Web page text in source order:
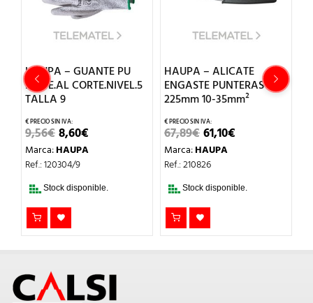
HAUPA – GUANTE PU
RESTE.AL CORTE.NIVEL.5
TALLA 9
9,56€EL
PRECIO
ORIGINAL
ERA:
8,60€
ACTUAL
Marca:HAUPA
Ref.: 120304/9
Stock disponible.
HAUPA – ALICATE
ENGASTE PUNTERAS
225mm 10-35mm²
67,89€EL
PRECIO
ORIGINAL
ERA:
61,10€
Marca:HAUPA
Ref.: 210826
Stock disponible.